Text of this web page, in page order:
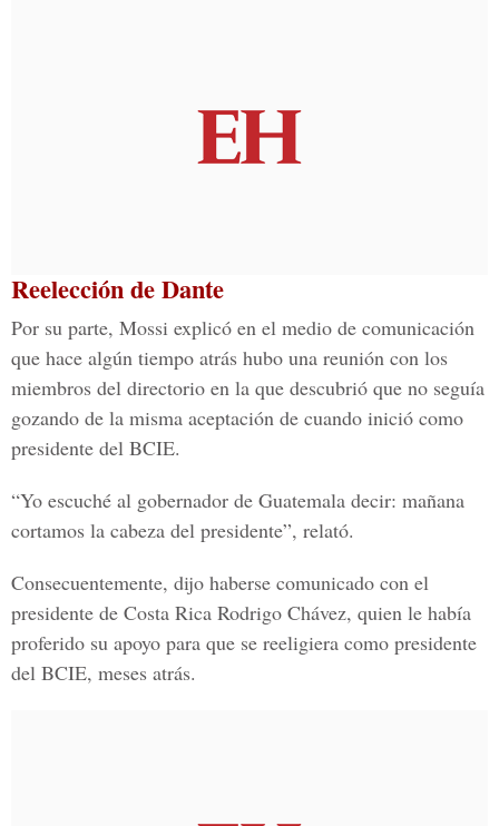
Reelección de Dante
Por su parte, Mossi explicó en el medio de comunicación
que hace algún tiempo atrás hubo una reunión con los
miembros del directorio en la que descubrió que no seguía
gozando de la misma aceptación de cuando inició como
presidente del BCIE.
“Yo escuché al gobernador de Guatemala decir: mañana
cortamos la cabeza del presidente”, relató.
Consecuentemente, dijo haberse comunicado con el
presidente de Costa Rica Rodrigo Chávez, quien le había
proferido su apoyo para que se reeligiera como presidente
del BCIE, meses atrás.